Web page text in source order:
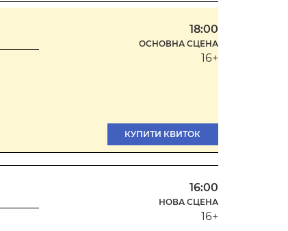
18:00
ОСНОВНА СЦЕНА
16+
КУПИТИ КВИТОК
16:00
НОВА СЦЕНА
16+